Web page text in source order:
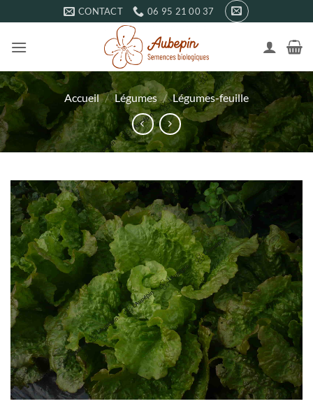
au
contenu
CONTACT 06 95 21 00 37
Accueil / Légumes / Légumes-feuille